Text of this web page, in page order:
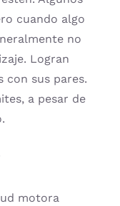
cuando algo
no
Logran
con sus pares.
a pesar de
motora